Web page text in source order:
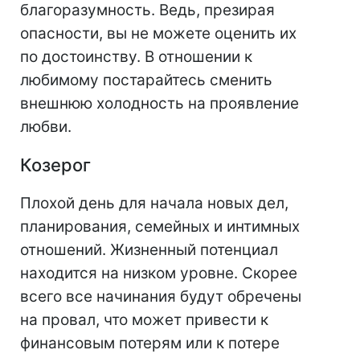
благоразумность. Ведь, презирая
опасности, вы не можете оценить их
по достоинству. В отношении к
любимому постарайтесь сменить
внешнюю холодность на проявление
любви.
Козерог
Плохой день для начала новых дел,
планирования, семейных и интимных
отношений. Жизненный потенциал
находится на низком уровне. Скорее
всего все начинания будут обречены
на провал, что может привести к
финансовым потерям или к потере